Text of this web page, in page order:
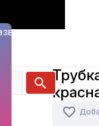
прочая
м IEK